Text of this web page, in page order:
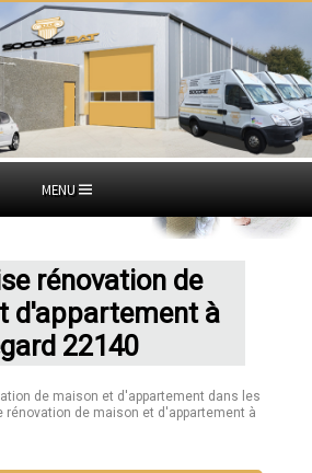
MENU
rénovation de
d'appartement à
22140
de maison et d'appartement dans les
rénovation de maison et d'appartement à